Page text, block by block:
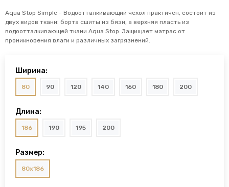
Aqua Stop Simple - Водоотталкивающий чехол практичен, состоит из
двух видов ткани: борта сшиты из бязи, а верхняя пласть из
водоотталкивающей ткани Aqua Stop. Защищает матрас от
проникновения влаги и различных загрязнений.
Ширина:
80 90 120 140 160 180 200
Длина:
186 190 195 200
Размер:
80x186